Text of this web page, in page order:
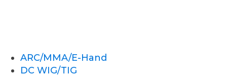
ARC/MMA/E-Hand
DC WIG/TIG